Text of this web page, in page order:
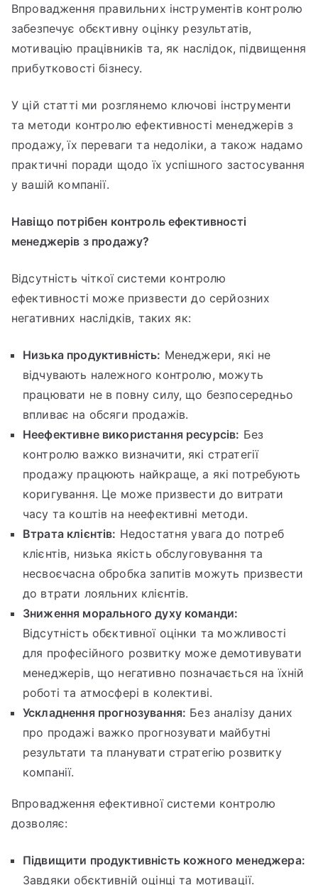
Впровадження правильних інструментів контролю
забезпечує обєктивну оцінку результатів,
мотивацію працівників та, як наслідок, підвищення
прибутковості бізнесу.
У цій статті ми розглянемо ключові інструменти
та методи контролю ефективності менеджерів з
продажу, їх переваги та недоліки, а також надамо
практичні поради щодо їх успішного застосування
у вашій компанії.
Навіщо потрібен контроль ефективності
менеджерів з продажу?
Відсутність чіткої системи контролю
ефективності може призвести до серйозних
негативних наслідків, таких як:
Низька продуктивність: Менеджери, які не
відчувають належного контролю, можуть
працювати не в повну силу, що безпосередньо
впливає на обсяги продажів.
Неефективне використання ресурсів: Без
контролю важко визначити, які стратегії
продажу працюють найкраще, а які потребують
коригування. Це може призвести до витрати
часу та коштів на неефективні методи.
Втрата клієнтів: Недостатня увага до потреб
клієнтів, низька якість обслуговування та
несвоєчасна обробка запитів можуть призвести
до втрати лояльних клієнтів.
Зниження морального духу команди:
Відсутність обєктивної оцінки та можливості
для професійного розвитку може демотивувати
менеджерів, що негативно позначається на їхній
роботі та атмосфері в колективі.
Ускладнення прогнозування: Без аналізу даних
про продажі важко прогнозувати майбутні
результати та планувати стратегію розвитку
компанії.
Впровадження ефективної системи контролю
дозволяє:
Підвищити продуктивність кожного менеджера:
Завдяки обєктивній оцінці та мотивації.